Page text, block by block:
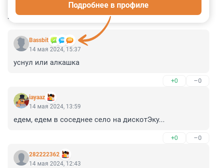
КОММЕНТАРИИ 3
Bassbit
Подробнее в профиле
14 мая 2024, 15:37
уснул или алкашка
+0 –0
iayaaz
14 мая 2024, 13:59
едем, едем в соседнее село на дискотЭку...
+0 –0
282222362
14 мая 2024, 12:43